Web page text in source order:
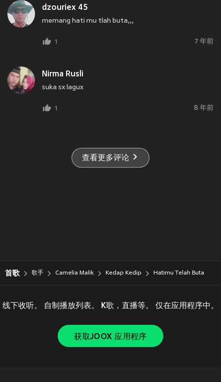
dzouriex 45
memang hati mu tlah buta,,,
1 7 年前
Nirma Rusli
suka sx lagux
1 8 年前
查看更多评论
首歌 歌手 Camelia Malik Kedap Kedip Hatimu Telah Buta
线下收听。 自制播放列表。 K歌，直播等。 仅在应用程序中。
获取JOOX 应用程序